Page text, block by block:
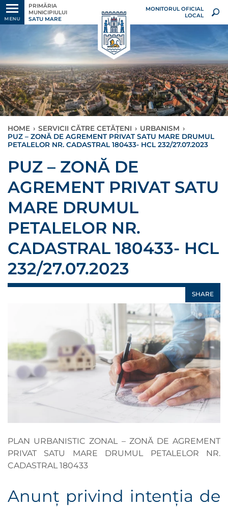
MENU
PRIMĂRIA
MUNICIPIULUI
SATU MARE
MONITORUL OFICIAL
LOCAL
HOME › SERVICII CĂTRE CETĂȚENI › URBANISM ›
PUZ – ZONĂ DE AGREMENT PRIVAT SATU MARE DRUMUL
PETALELOR NR. CADASTRAL 180433- HCL 232/27.07.2023
PUZ – ZONĂ DE
AGREMENT PRIVAT SATU
MARE DRUMUL
PETALELOR NR.
CADASTRAL 180433- HCL
232/27.07.2023
SHARE
PLAN URBANISTIC ZONAL – ZONĂ DE AGREMENT
PRIVAT SATU MARE DRUMUL PETALELOR NR.
CADASTRAL 180433
Anunţ privind intenţia de